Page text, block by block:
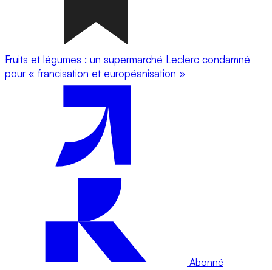
Fruits et légumes : un supermarché Leclerc condamné
pour « francisation et européanisation »
Abonné